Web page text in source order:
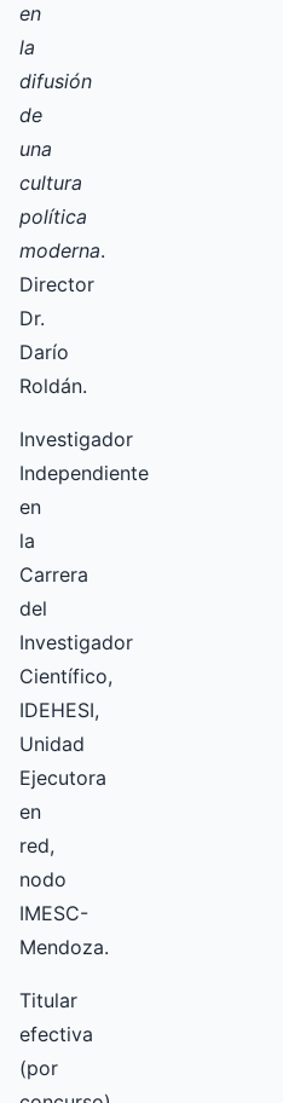
en
la
difusión
de
una
cultura
política
moderna.
Director
Dr.
Darío
Roldán.
Investigador
Independiente
en
la
Carrera
del
Investigador
Científico,
IDEHESI,
Unidad
Ejecutora
en
red,
nodo
IMESC-
Mendoza.
Titular
efectiva
(por